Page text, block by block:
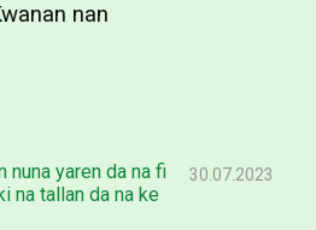
nan
30.07.2023
nuna yaren da na fi
na tallan da na ke